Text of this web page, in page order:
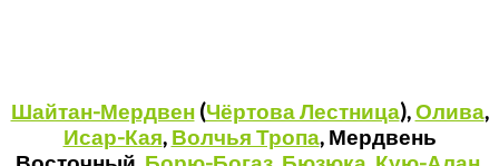
Шайтан-Мердвен(Чёртова Лестница),Олива,
Исар-Кая, Волчья Тропа, Мердвень